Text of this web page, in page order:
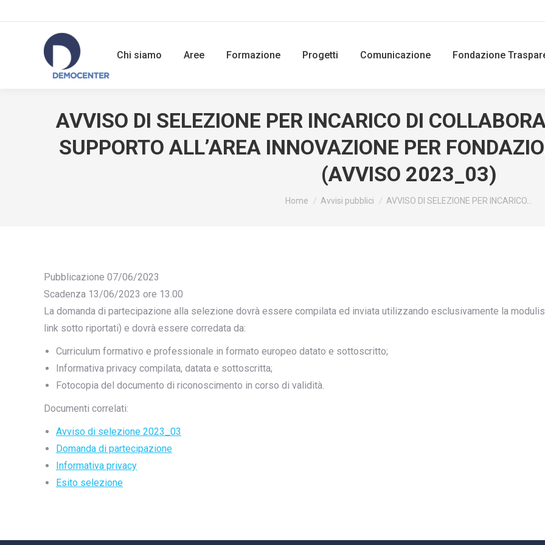
Chi siamo Aree Formazione Progetti Comunicazione Fondazione
AVVISO DI SELEZIONE PER INCARICO DI
SUPPORTO ALL’AREA INNOVAZIONE PER
(AVVISO 2023_03)
You are here:
Home Avvisi pubblici AVVISO DI SELEZIONE PER INCARICO…
Pubblicazione 07/06/2023
Scadenza 13/06/2023 ore 13.00
La domanda di partecipazione alla selezione dovrà essere compilata ed inviata utilizzando esclusivamente la
link sotto riportati) e dovrà essere corredata da:
Curriculum formativo e professionale in formato europeo datato e sottoscritto;
Informativa privacy compilata, datata e sottoscritta;
Fotocopia del documento di riconoscimento in corso di validità.
Documenti correlati:
Avviso di selezione 2023_03
Domanda di partecipazione
Informativa privacy
Esito selezione